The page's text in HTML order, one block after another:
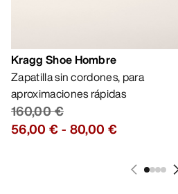
Kragg Shoe Hombre
Zapatilla sin cordones, para
aproximaciones rápidas
160,00 €
56,00 €- 80,00 €